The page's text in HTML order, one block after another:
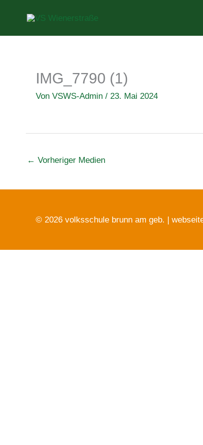
springen
IMG_7790 (1)
Von VSWS-Admin / 23. Mai 2024
← Vorheriger Medien
© 2026 volksschule brunn am geb. |